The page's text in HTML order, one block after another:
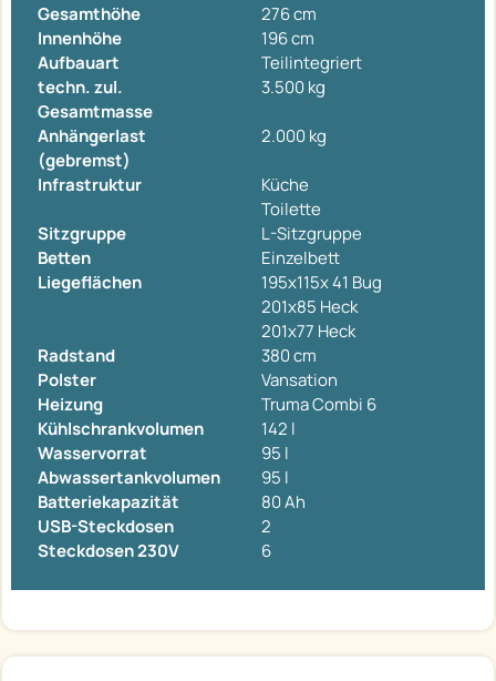
Gesamthöhe
276 cm
Innenhöhe
196 cm
Aufbauart
Teilintegriert
techn. zul.
Gesamtmasse
3.500 kg
Anhängerlast
(gebremst)
2.000 kg
Infrastruktur
Küche
Toilette
Sitzgruppe
L-Sitzgruppe
Betten
Einzelbett
Liegeflächen
195x115x 41 Bug
201x85 Heck
201x77 Heck
Radstand
380 cm
Polster
Vansation
Heizung
Truma Combi 6
Kühlschrankvolumen
142 l
Wasservorrat
95 l
Abwassertankvolumen
95 l
Batteriekapazität
80 Ah
USB-Steckdosen
2
Steckdosen 230V
6